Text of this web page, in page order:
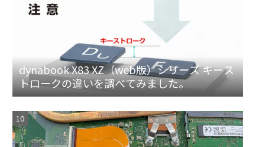
dynabook X83 XZ（web版）シリーズ キース
トロークの違いを調べてみました。